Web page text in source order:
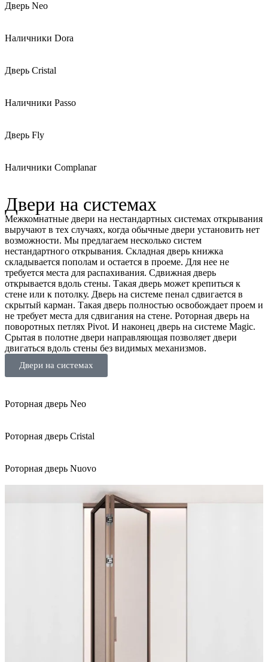
Дверь Neo
Наличники Dora
Дверь Cristal
Наличники Passo
Дверь Fly
Наличники Complanar
Двери на системах
Межкомнатные двери на нестандартных системах открывания
выручают в тех случаях, когда обычные двери установить нет
возможности. Мы предлагаем несколько систем
нестандартного открывания. Складная дверь книжка
складывается пополам и остается в проеме. Для нее не
требуется места для распахивания. Сдвижная дверь
открывается вдоль стены. Такая дверь может крепиться к
стене или к потолку. Дверь на системе пенал сдвигается в
скрытый карман. Такая дверь полностью освобождает проем и
не требует места для сдвигания на стене. Роторная дверь на
поворотных петлях Pivot. И наконец дверь на системе Magic.
Срытая в полотне двери направляющая позволяет двери
двигаться вдоль стены без видимых механизмов.
Двери на системах
Роторная дверь Neo
Роторная дверь Cristal
Роторная дверь Nuovo